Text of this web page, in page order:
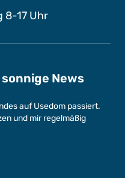
8-17 Uhr
News
auf Usedom passiert.
und mir regelmäßig